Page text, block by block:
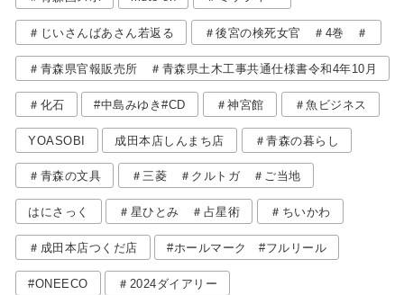
＃じいさんばあさん若返る ＃後宮の検死女官 ＃4巻 ＃
＃青森県官報販売所 ＃青森県土木工事共通仕様書令和4年10月
＃化石 #中島みゆき#CD ＃神宮館 ＃魚ビジネス
YOASOBI 成田本店しんまち店 ＃青森の暮らし
＃青森の文具 ＃三菱 ＃クルトガ ＃ご当地
はにさっく ＃星ひとみ ＃占星術 ＃ちいかわ
＃成田本店つくだ店 #ホールマーク #フルリール
#ONEECO ＃2024ダイアリー